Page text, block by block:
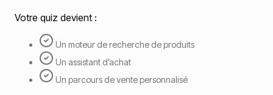
Votre quiz devient :
Un moteur de recherche de produits
Un assistant d’achat
Un parcours de vente personnalisé